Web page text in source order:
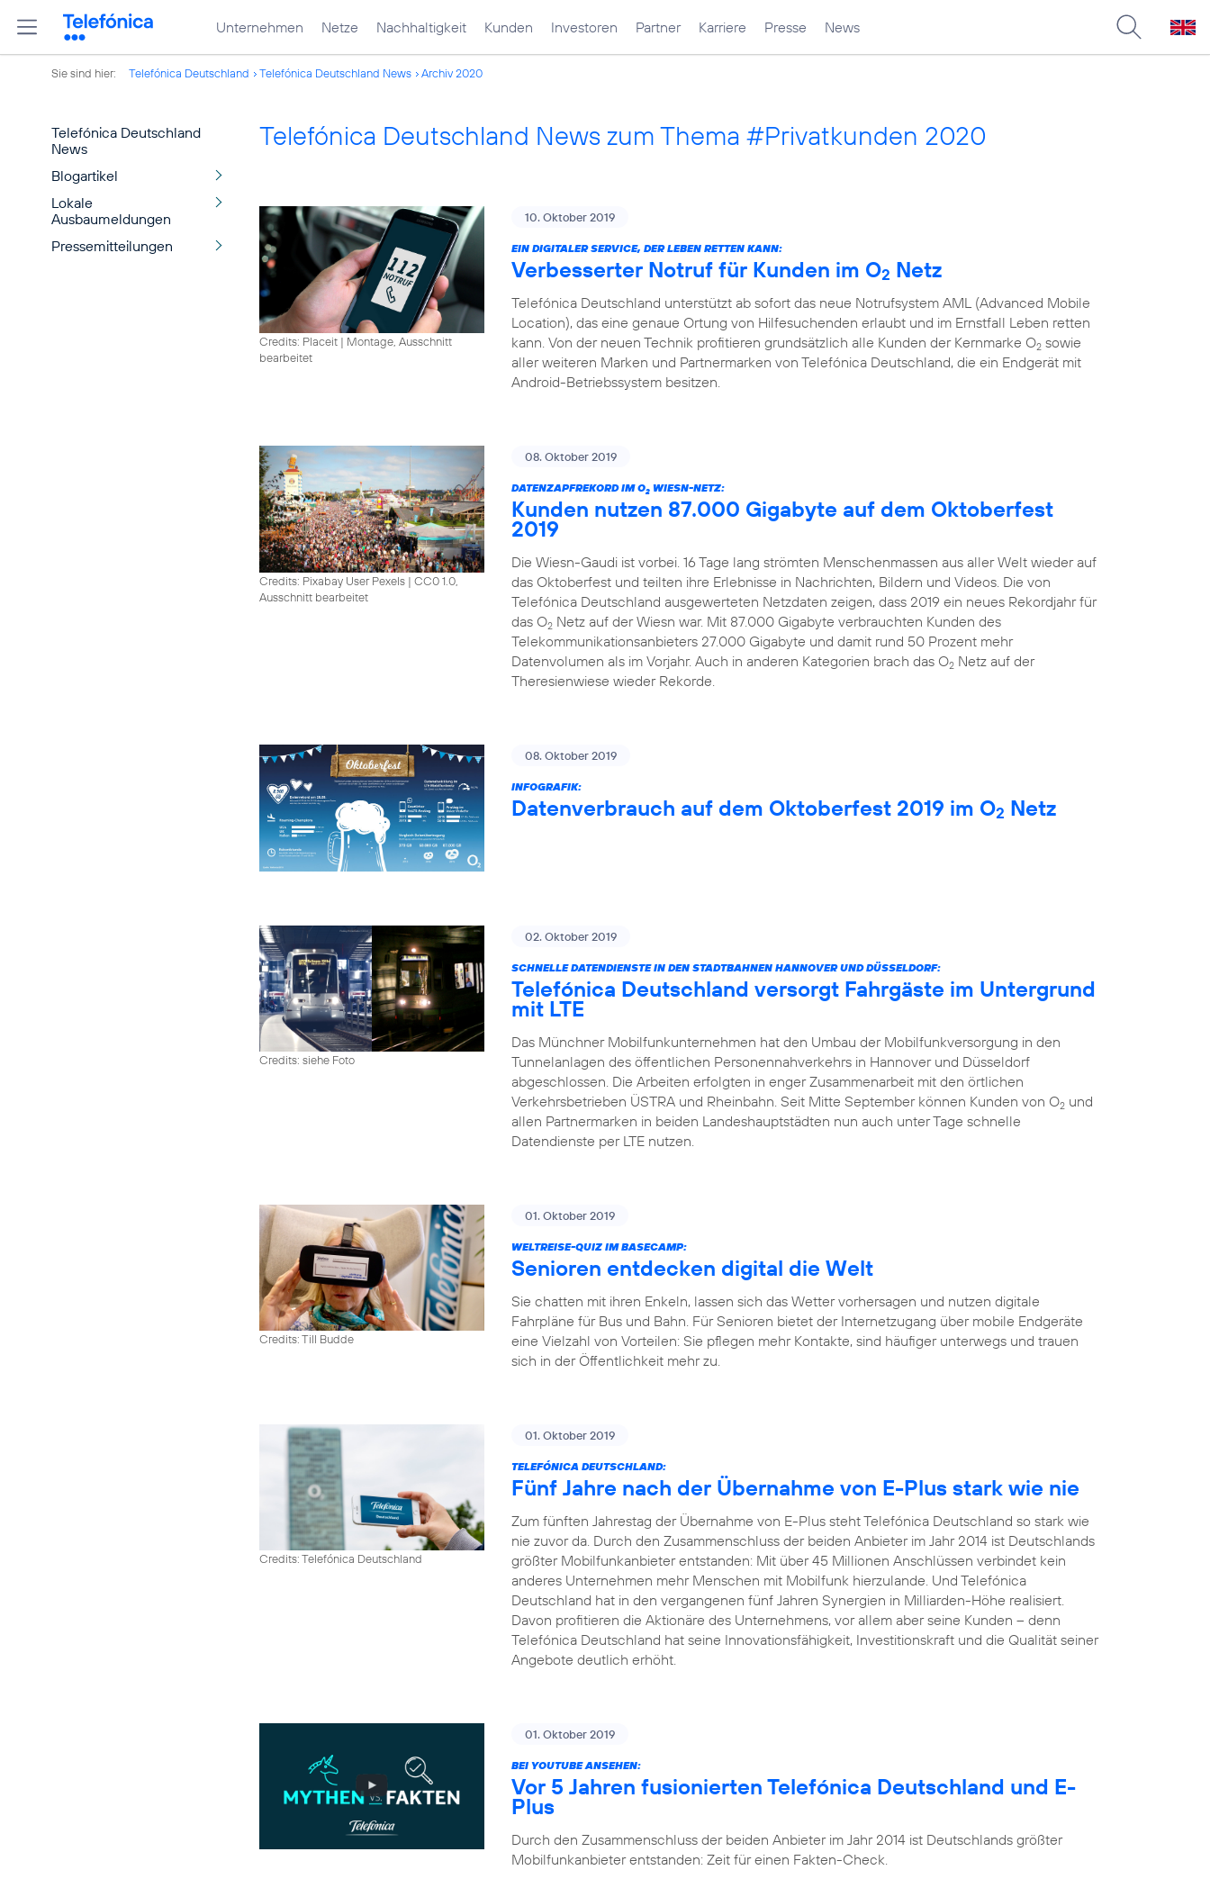
Unternehmen Netze Nachhaltigkeit Kunden Investoren Partner Karriere Presse News
Sie sind hier: Telefónica Deutschland Telefónica Deutschland News Archiv 2020
Telefónica Deutschland
News
Blogartikel
Lokale
Ausbaumeldungen
Pressemitteilungen
Telefónica Deutschland News zum Thema #Privatkunden 2020
Credits: Placeit | Montage, Ausschnitt
bearbeitet
10. Oktober 2019
EIN DIGITALER SERVICE, DER LEBEN RETTEN KANN:
Verbesserter Notruf für Kunden im O2 Netz
Telefónica Deutschland unterstützt ab sofort das neue Notrufsystem AML (Advanced Mobile
Location), das eine genaue Ortung von Hilfesuchenden erlaubt und im Ernstfall Leben retten
kann. Von der neuen Technik profitieren grundsätzlich alle Kunden der Kernmarke O2 sowie
aller weiteren Marken und Partnermarken von Telefónica Deutschland, die ein Endgerät mit
Android-Betriebssystem besitzen.
Credits: Pixabay User Pexels | CC0 1.0,
Ausschnitt bearbeitet
08. Oktober 2019
DATENZAPFREKORD IM O2 WIESN-NETZ:
Kunden nutzen 87.000 Gigabyte auf dem Oktoberfest
2019
Die Wiesn-Gaudi ist vorbei. 16 Tage lang strömten Menschenmassen aus aller Welt wieder auf
das Oktoberfest und teilten ihre Erlebnisse in Nachrichten, Bildern und Videos. Die von
Telefónica Deutschland ausgewerteten Netzdaten zeigen, dass 2019 ein neues Rekordjahr für
das O2 Netz auf der Wiesn war. Mit 87.000 Gigabyte verbrauchten Kunden des
Telekommunikationsanbieters 27.000 Gigabyte und damit rund 50 Prozent mehr
Datenvolumen als im Vorjahr. Auch in anderen Kategorien brach das O2 Netz auf der
Theresienwiese wieder Rekorde.
08. Oktober 2019
INFOGRAFIK:
Datenverbrauch auf dem Oktoberfest 2019 im O2 Netz
Credits: siehe Foto
02. Oktober 2019
SCHNELLE DATENDIENSTE IN DEN STADTBAHNEN HANNOVER UND DÜSSELDORF:
Telefónica Deutschland versorgt Fahrgäste im Untergrund
mit LTE
Das Münchner Mobilfunkunternehmen hat den Umbau der Mobilfunkversorgung in den
Tunnelanlagen des öffentlichen Personennahverkehrs in Hannover und Düsseldorf
abgeschlossen. Die Arbeiten erfolgten in enger Zusammenarbeit mit den örtlichen
Verkehrsbetrieben ÜSTRA und Rheinbahn. Seit Mitte September können Kunden von O2 und
allen Partnermarken in beiden Landeshauptstädten nun auch unter Tage schnelle
Datendienste per LTE nutzen.
Credits: Till Budde
01. Oktober 2019
WELTREISE-QUIZ IM BASECAMP:
Senioren entdecken digital die Welt
Sie chatten mit ihren Enkeln, lassen sich das Wetter vorhersagen und nutzen digitale
Fahrpläne für Bus und Bahn. Für Senioren bietet der Internetzugang über mobile Endgeräte
eine Vielzahl von Vorteilen: Sie pflegen mehr Kontakte, sind häufiger unterwegs und trauen
sich in der Öffentlichkeit mehr zu.
Credits: Telefónica Deutschland
01. Oktober 2019
TELEFÓNICA DEUTSCHLAND:
Fünf Jahre nach der Übernahme von E-Plus stark wie nie
Zum fünften Jahrestag der Übernahme von E-Plus steht Telefónica Deutschland so stark wie
nie zuvor da. Durch den Zusammenschluss der beiden Anbieter im Jahr 2014 ist Deutschlands
größter Mobilfunkanbieter entstanden: Mit über 45 Millionen Anschlüssen verbindet kein
anderes Unternehmen mehr Menschen mit Mobilfunk hierzulande. Und Telefónica
Deutschland hat in den vergangenen fünf Jahren Synergien in Milliarden-Höhe realisiert.
Davon profitieren die Aktionäre des Unternehmens, vor allem aber seine Kunden – denn
Telefónica Deutschland hat seine Innovationsfähigkeit, Investitionskraft und die Qualität seiner
Angebote deutlich erhöht.
01. Oktober 2019
BEI YOUTUBE ANSEHEN:
Vor 5 Jahren fusionierten Telefónica Deutschland und E-
Plus
Durch den Zusammenschluss der beiden Anbieter im Jahr 2014 ist Deutschlands größter
Mobilfunkanbieter entstanden: Zeit für einen Fakten-Check.